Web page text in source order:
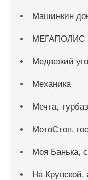
Машинкин
МЕГАПОЛИС
Медвежий
Механика
Мечта,
МотоСтоп,
Моя Банька,
На Крупской,